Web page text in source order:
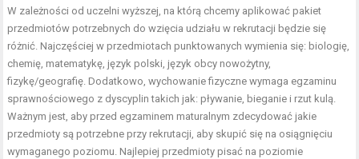
W zależności od uczelni wyższej, na którą chcemy aplikować pakiet
przedmiotów potrzebnych do wzięcia udziału w rekrutacji będzie się
różnić. Najczęściej w przedmiotach punktowanych wymienia się: biologię,
chemię, matematykę, język polski, język obcy nowożytny,
fizykę/geografię. Dodatkowo, wychowanie fizyczne wymaga egzaminu
sprawnościowego z dyscyplin takich jak: pływanie, bieganie i rzut kulą.
Ważnym jest, aby przed egzaminem maturalnym zdecydować jakie
przedmioty są potrzebne przy rekrutacji, aby skupić się na osiągnięciu
wymaganego poziomu. Najlepiej przedmioty pisać na poziomie